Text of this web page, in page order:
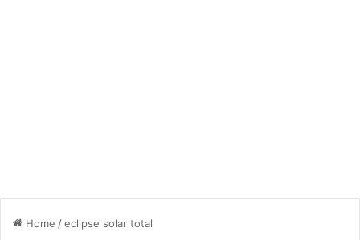
Home /eclipse solar total